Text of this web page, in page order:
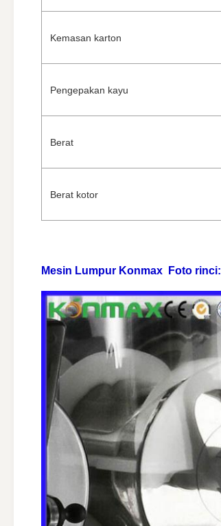
Kemasan karton
Pengepakan kayu
Berat
Berat kotor
Mesin Lumpur Konmax Foto rinci: